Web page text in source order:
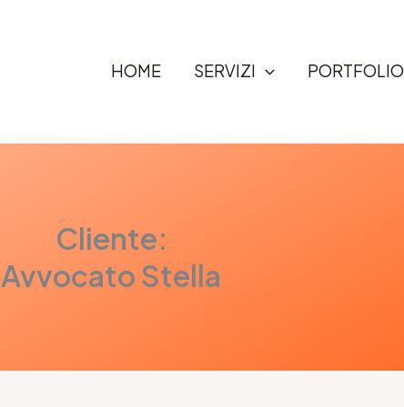
HOME SERVIZI PORTFOLIO
Cliente:
Avvocato Stella